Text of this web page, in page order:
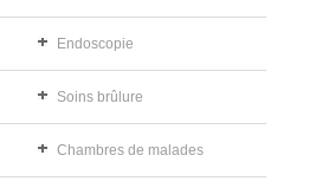
Endoscopie
Soins brûlure
Chambres de malades